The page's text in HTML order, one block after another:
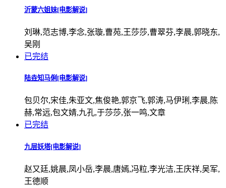
沂蒙六姐妹[电影解说]
刘琳,范志博,李念,张璇,曹苑,王莎莎,曹翠芬,李晨,郭晓东,
吴刚
已完结
陆垚知马俐[电影解说]
包贝尔,宋佳,朱亚文,焦俊艳,郭京飞,郭涛,马伊琍,李晨,陈
赫,常远,包文婧,九孔,于莎莎,张一鸣,文章
已完结
九层妖塔[电影解说]
赵又廷,姚晨,凤小岳,李晨,唐嫣,冯粒,李光洁,王庆祥,吴军,
王德顺